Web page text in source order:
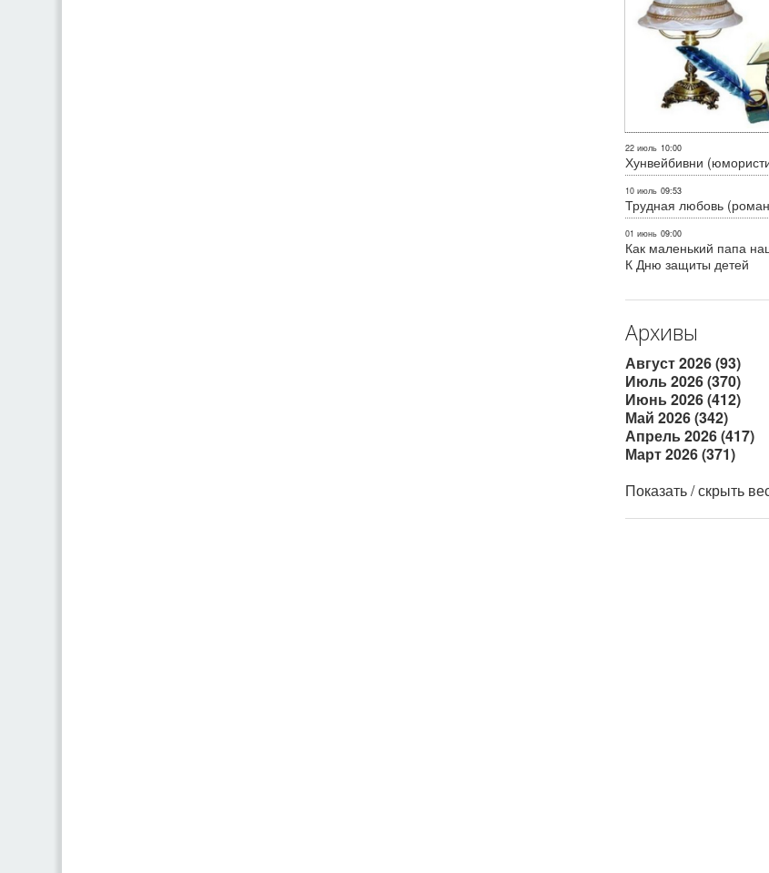
22 июль 10:00
Хунвейбивни
10 июль 09:53
Трудная любовь
01 июнь 09:00
Как маленький папа
К Дню защиты детей
Архивы
Август 2026 (93)
Июль 2026 (370)
Июнь 2026 (412)
Май 2026 (342)
Апрель 2026 (417)
Март 2026 (371)
Показать / скрыть